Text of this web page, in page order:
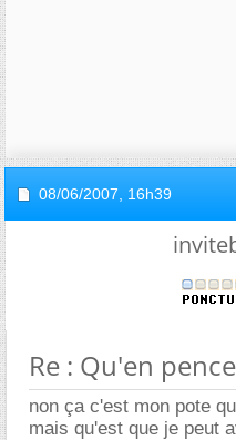
08/06/2007, 16h39
Re : Qu'en
non ça c'est mon pote
mais qu'est que je peut